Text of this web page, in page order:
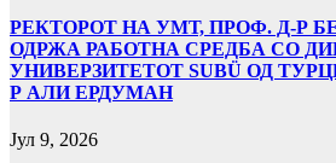
РЕКТОРОТ НА УМТ, ПРОФ. Д-Р
ОДРЖА РАБОТНА СРЕДБА СО
УНИВЕРЗИТЕТОТ SUBÜ ОД
Р АЛИ ЕРДУМАН
Јул 9, 2026